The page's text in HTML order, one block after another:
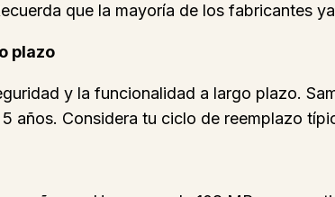
que la mayoría de los fabricantes
plazo
y la funcionalidad a largo plazo.
años. Considera tu ciclo de reemplazo